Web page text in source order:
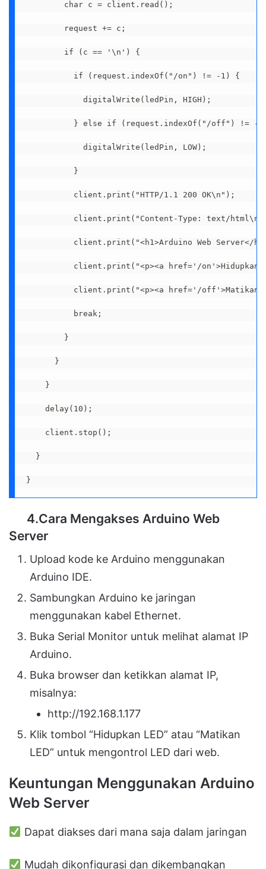
char c = client.read();
request += c;
if (c == '\n') {
if (request.indexOf("/on") != -1) {
digitalWrite(ledPin, HIGH);
} else if (request.indexOf("/off") != -
digitalWrite(ledPin, LOW);
}
client.print("HTTP/1.1 200 OK\n");
client.print("Content-Type: text/
client.print("<h1>Arduino Web Server</
client.print("<p><a href='/on'>Hidupkan
client.print("<p><a href='/off'>Matikan
break;
}
}
}
delay(10);
client.stop();
}
}
4.Cara Mengakses Arduino Web
Server
Upload kode ke Arduino menggunakan
Arduino IDE.
Sambungkan Arduino ke jaringan
menggunakan kabel Ethernet.
Buka Serial Monitor untuk melihat alamat IP
Arduino.
Buka browser dan ketikkan alamat IP,
misalnya:
http://192.168.1.177
Klik tombol “Hidupkan LED” atau “Matikan
LED” untuk mengontrol LED dari web.
Keuntungan Menggunakan Arduino
Web Server
Dapat diakses dari mana saja dalam jaringan
Mudah dikonfigurasi dan dikembangkan